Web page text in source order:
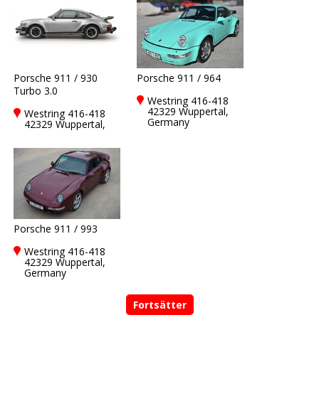
Porsche 911 / 930
Turbo 3.0
Westring 416-418
42329 Wuppertal,
Porsche 911 / 964
Westring 416-418
42329 Wuppertal,
Germany
Porsche 911 / 993
Westring 416-418
42329 Wuppertal,
Germany
Fortsätter